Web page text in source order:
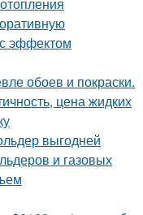
эффектом
обоев и покраски.
цена жидких
выгодней
и газовых